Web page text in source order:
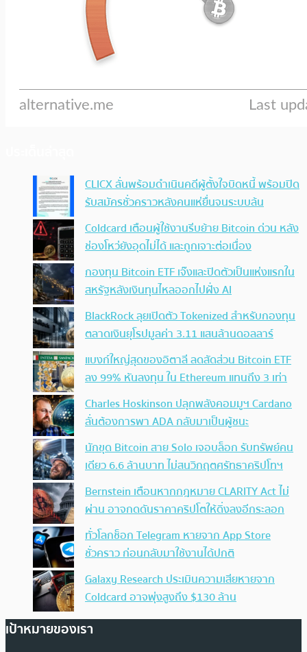
CLICX ลั่นพร้อมดำเนินคดีผู้ตั้งใจบิดหนี้ พร้อมปิด
รับสมัครชั่วคราวหลังคนแห่ยื่นจนระบบล้น
Coldcard เตือนผู้ใช้งานรีบย้าย Bitcoin ด่วน หลัง
ช่องโหว่ยังอุดไม่ได้ และถูกเจาะต่อเนื่อง
กองทุน Bitcoin ETF เจ๊งและปิดตัวเป็นแห่งแรกใน
สหรัฐหลังเงินทุนไหลออกไปฝั่ง AI
BlackRock ลุยเปิดตัว Tokenized สำหรับกองทุน
ตลาดเงินยุโรปมูลค่า 3.11 แสนล้านดอลลาร์
แบงก์ใหญ่สุดของอิตาลี ลดสัดส่วน Bitcoin ETF
ลง 99% หันลงทุน ใน Ethereum แทนถึง 3 เท่า
Charles Hoskinson ปลุกพลังคอมมูฯ Cardano
ลั่นต้องการพา ADA กลับมาเป็นผู้ชนะ
นักขุด Bitcoin สาย Solo เจอบล็อก รับทรัพย์คน
เดียว 6.6 ล้านบาท ไม่สนวิกฤตศรัทธาคริปโทฯ
Bernstein เตือนหากกฎหมาย CLARITY Act ไม่
ผ่าน อาจกดดันราคาคริปโตให้ดิ่งลงอีกระลอก
ทั่วโลกช็อก Telegram หายจาก App Store
ชั่วคราว ก่อนกลับมาใช้งานได้ปกติ
Galaxy Research ประเมินความเสียหายจาก
Coldcard อาจพุ่งสูงถึง $130 ล้าน
เป้าหมายของเรา